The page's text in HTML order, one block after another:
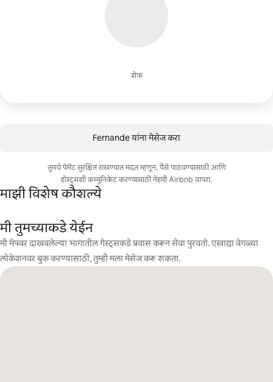
शेफ
Fernande यांना मेसेज करा
तुमचे पेमेंट सुरक्षित राखण्यात मदत म्हणून, पैसे पाठवण्यासाठी आणि
होस्ट्सशी कम्युनिकेट करण्यासाठी नेहमी Airbnb वापरा.
माझी विशेष कौशल्ये
मी तुमच्याकडे येईन
मी मॅपवर दाखवलेल्या भागातील गेस्ट्सकडे प्रवास करून सेवा पुरवतो. एखाद्या वेगळ्या
लोकेशनवर बुक करण्यासाठी, तुम्ही मला मेसेज करू शकता.